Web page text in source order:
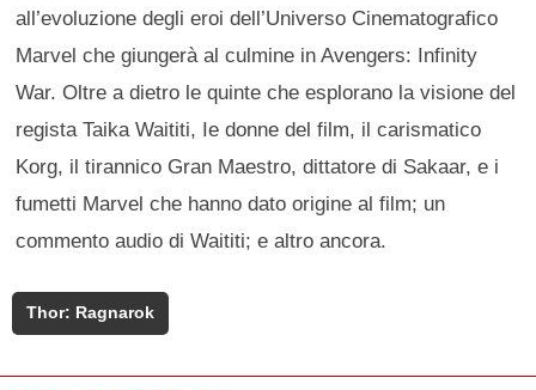
all’evoluzione degli eroi dell’Universo Cinematografico
Marvel che giungerà al culmine in Avengers: Infinity
War. Oltre a dietro le quinte che esplorano la visione del
regista Taika Waititi, Ie donne del film, il carismatico
Korg, il tirannico Gran Maestro, dittatore di Sakaar, e i
fumetti Marvel che hanno dato origine al film; un
commento audio di Waititi; e altro ancora.
Thor: Ragnarok